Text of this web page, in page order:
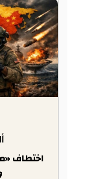
اختطاف